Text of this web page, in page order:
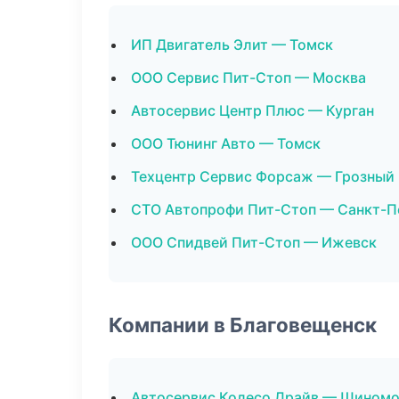
ИП Двигатель Элит — Томск
ООО Сервис Пит-Стоп — Москва
Автосервис Центр Плюс — Курган
ООО Тюнинг Авто — Томск
Техцентр Сервис Форсаж — Грозный
СТО Автопрофи Пит-Стоп — Санкт-
ООО Спидвей Пит-Стоп — Ижевск
Компании в Благовещенск